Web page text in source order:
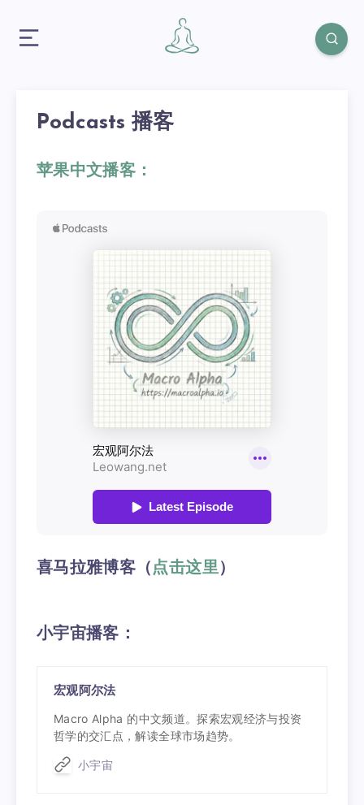
Podcasts 播客
苹果中文播客：
喜马拉雅博客（ 点击这里）
小宇宙播客：
宏观阿尔法
Macro Alpha 的中文频道。探索宏观经济与投资
哲学的交汇点，解读全球市场趋势。
小宇宙